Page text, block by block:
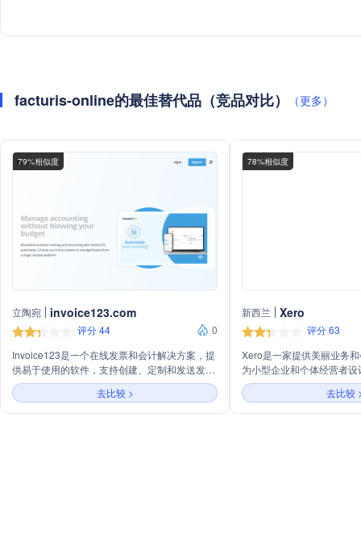
facturis-online的最佳替代品（竞品对比） （更多）
79%相似度
立陶宛 invoice123.com
评分 44
0
Invoice123是一个在线发票和会计解决方案，提
供易于使用的软件，支持创建、定制和发送发
票，以及管理会计事务。平台功能不断更新，提
供成本效益高的解决方案，适合不同规模的企业
使用。
去比较 >
78%相似度
新西兰 Xero
评分 63
Xero是一家提供美丽业务
为小型企业和个体经营者
线会计软件、库存管理、
功能，旨在帮助用户管理
与各种应用程序集成，以
去比较